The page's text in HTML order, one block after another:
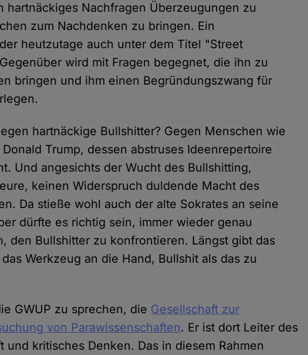
hartnäckiges Nachfragen Überzeugungen zu
zum Nachdenken zu bringen. Ein
heutzutage auch unter dem Titel "Street
wird mit Fragen begegnet, die ihn zu
bringen und ihm einen Begründungszwang für
hartnäckige Bullshitter? Gegen Menschen wie
Trump, dessen abstruses Ideenrepertoire
Und angesichts der Wucht des Bullshitting,
keinen Widerspruch duldende Macht des
Da stieße wohl auch der alte Sokrates an seine
dürfte es richtig sein, immer wieder genau
den Bullshitter zu konfrontieren. Längst gibt das
Werkzeug an die Hand, Bullshit als das zu
GWUP zu sprechen, die Gesellschaft zur
von Parawissenschaften. Er ist dort Leiter des
und kritisches Denken. Das in diesem Rahmen